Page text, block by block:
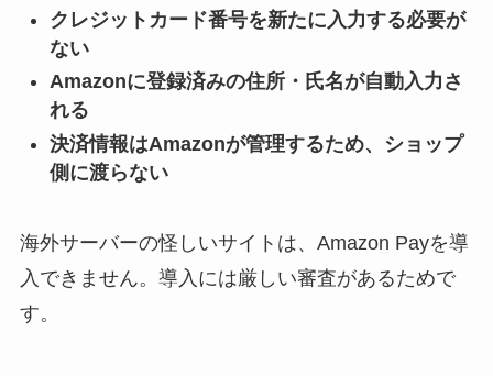
クレジットカード番号を新たに入力する必要が
ない
Amazonに登録済みの住所・氏名が自動入力さ
れる
決済情報はAmazonが管理するため、ショップ
側に渡らない
海外サーバーの怪しいサイトは、Amazon Payを導
入できません。導入には厳しい審査があるためで
す。